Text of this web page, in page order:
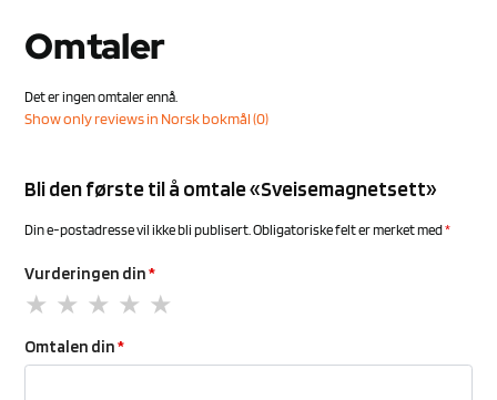
Omtaler
Det er ingen omtaler ennå.
Show only reviews in Norsk bokmål (0)
Bli den første til å omtale «Sveisemagnetsett»
Din e-postadresse vil ikke bli publisert.Obligatoriske felt er merket med*
Vurderingen din*
Omtalen din*